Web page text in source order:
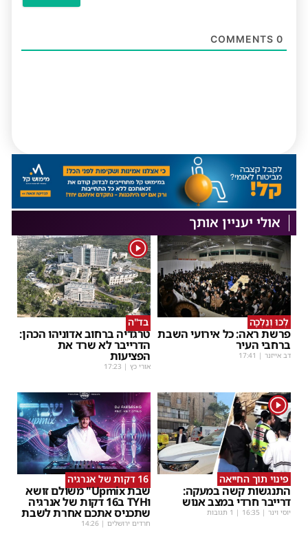
0
אולי יעניין אותך
לְכוּ וְנֵלְכָה
פרשת ראה: כל אירועי השבת
ברחבי העיר
דב אייזנר |
17:41
1
בד"ה
טרגדיה ברחוב אדוניהו הכהן:
הדרייבר לא שרד את
הפציעות
אורי כץ |
17:23
1
פינוי תוך החייאה
התנגשות קשה במעקה:
דרייבר חרדי במצב אנוש
יוסי וינר |
16:35 | 1 תגובות
16 דקות של אנרגיה
שבת Upmix" משולם זושא
וTYH ב16 דקות של אנרגיה
שתכניס אתכם אחרת לשבת
חרדים ירושלים |
14:26